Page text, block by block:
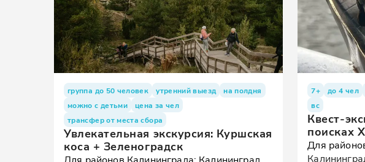
группа до 50 человек утренний выезд
на полдня
можно с детьми
цена за чел
трансфер от места сбора
Увлекательная экскурсия: Куршская
коса + Зеленоградск
Для районов Калининграда: Калининград
7+ до 4 чел
вс
Квест-
поисках
Для